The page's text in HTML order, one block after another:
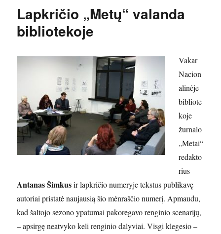
Lapkričio „Metų“ valanda
bibliotekoje
Vakar
Nacion
alinėje
bibliote
koje
žurnalo
„Metai“
redakto
rius
Antanas Šimkusir lapkričio numeryje tekstus publikavę
autoriai pristatė naujausią šio mėnraščio numerį. Apmaudu,
kad šaltojo sezono ypatumai pakoregavo renginio scenarijų,
– apsirgę neatvyko keli renginio dalyviai. Visgi klegesio –